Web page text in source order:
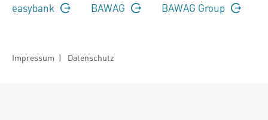
easybank BAWAG BAWAG Group
Impressum | Datenschutz